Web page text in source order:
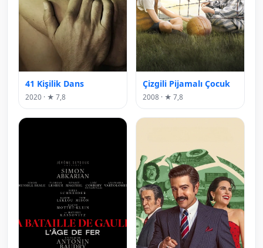
41 Kişilik Dans
2020 · ★ 7,8
Çizgili Pijamalı Çocuk
2008 · ★ 7,8